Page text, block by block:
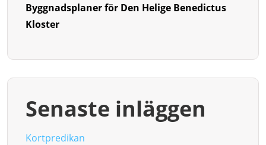
Byggnadsplaner för Den Helige Benedictus
Kloster
Senaste inläggen
Kortpredikan